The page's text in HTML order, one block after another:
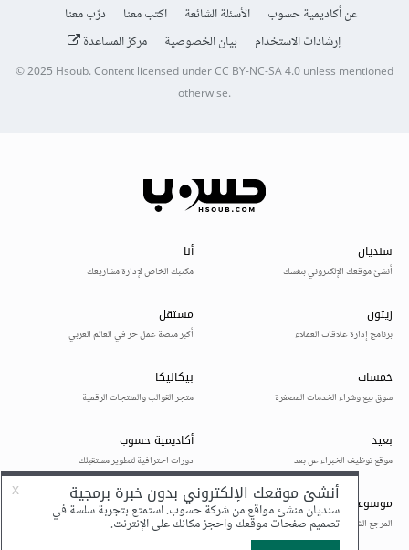
عن أكاديمية حسوب الأسئلة الشائعة اكتب معنا
درّب معنا
إرشادات الاستخدام
بيان الخصوصية مركز المساعدة
© 2025Hsoub.Content licensed underCC BY-NC-SA 4.0unless mentioned
otherwise.